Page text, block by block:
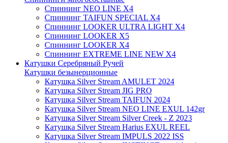
Спиннинг NEO LINE X4
Спиннинг TAIFUN SPECIAL X4
Спиннинг LOOKER ULTRA LIGHT X4
Спиннинг LOOKER X5
Спиннинг LOOKER X4
Спиннинг EXTREME LINE NEW X4
Катушки Серебряный Ручей
Катушки безынерционные
Катушка Silver Stream AMULET 2024
Катушка Silver Stream JIG PRO
Катушка Silver Stream TAIFUN 2024
Катушка Silver Stream NEO LINE EXUL 142gr
Катушка Silver Stream Silver Creek - Z 2023
Катушка Silver Stream Harius EXUL REEL
Катушка Silver Stream IMPULS 2022 ISS